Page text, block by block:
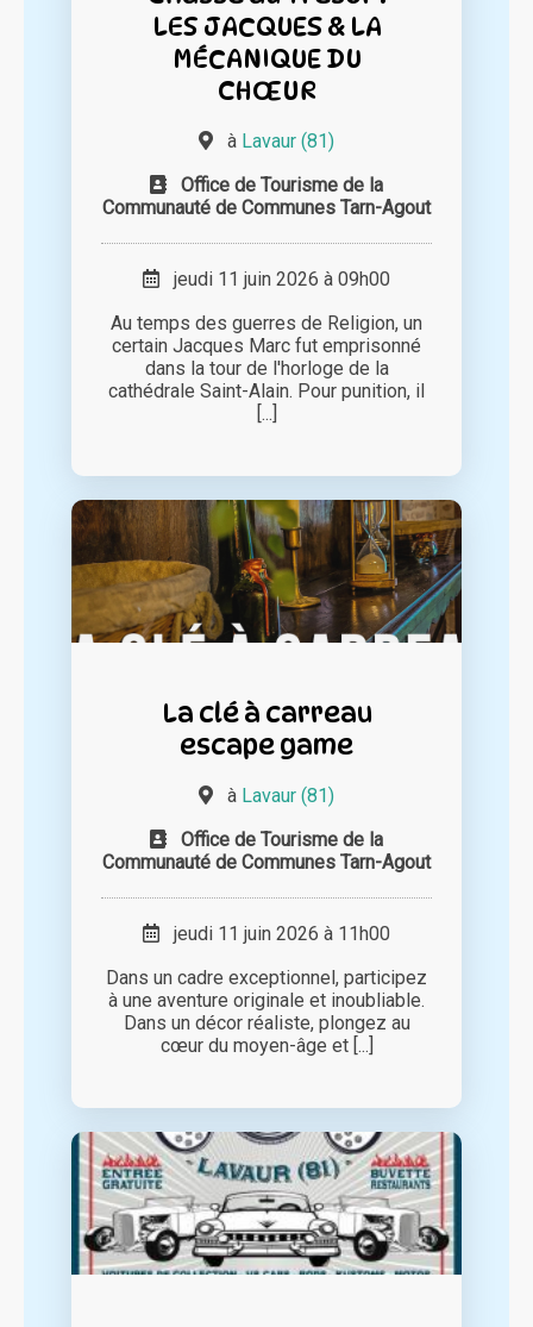
LES JACQUES & LA
MÉCANIQUE DU
CHŒUR
à Lavaur (81)
Office de Tourisme de la
Communauté de Communes Tarn-Agout
jeudi 11 juin 2026 à 09h00
Au temps des guerres de Religion, un
certain Jacques Marc fut emprisonné
dans la tour de l'horloge de la
cathédrale Saint-Alain. Pour punition, il
[...]
La clé à carreau
escape game
à Lavaur (81)
Office de Tourisme de la
Communauté de Communes Tarn-Agout
jeudi 11 juin 2026 à 11h00
Dans un cadre exceptionnel, participez
à une aventure originale et inoubliable.
Dans un décor réaliste, plongez au
cœur du moyen-âge et [...]